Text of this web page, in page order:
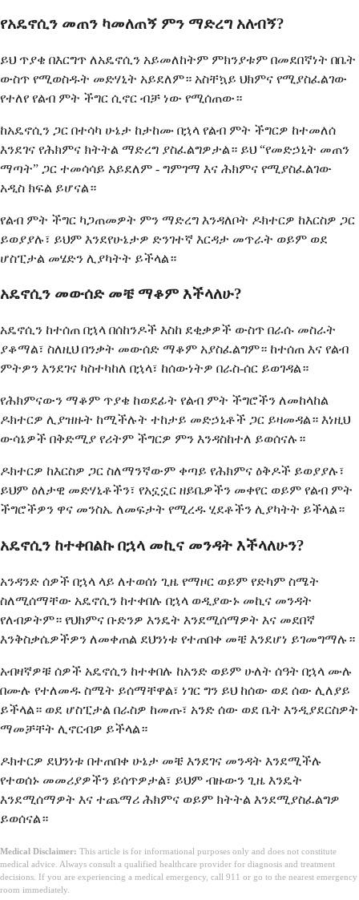
የአዴኖሲን መጠን ካመለጠኝ ምን ማድረግ አለብኝ?
ይህ ጥያቄ በእርግጥ ለአዴኖሲን አይመለከትም ምክንያቱም በመደበኛነት በቤት
ውስጥ የሚወስዱት መድሃኒት አይደለም። አስቸኳይ ህክምና የሚያስፈልገው
የተለየ የልብ ምት ችግር ሲኖር ብቻ ነው የሚሰጠው።
ከአዴኖሲን ጋር በተሳካ ሁኔታ ከታከሙ በኋላ የልብ ምት ችግርዎ ከተመለሰ
እንደገና የሕክምና ክትትል ማድረግ ያስፈልግዎታል። ይህ “የመድኃኒት መጠን
ማጣት” ጋር ተመሳሳይ አይደለም - ግምገማ እና ሕክምና የሚያስፈልገው
አዲስ ክፍል ይሆናል።
የልብ ምት ችግር ካጋጠመዎት ምን ማድረግ እንዳለቦት ዶክተርዎ ከእርስዎ ጋር
ይወያያሉ፣ ይህም እንደየሁኔታዎ ድንገተኛ እርዳታ መጥራት ወይም ወደ
ሆስፒታል መሄድን ሊያካትት ይችላል።
አዴኖሲን መውሰድ መቼ ማቆም እችላለሁ?
አዴኖሲን ከተሰጠ በኋላ በሰከንዶች እስከ ደቂቃዎች ውስጥ በራሱ መስራት
ያቆማል፣ ስለዚህ በንቃት መውሰድ ማቆም አያስፈልግም። ከተሰጠ እና የልብ
ምትዎን እንደገና ካስተካከለ በኋላ፣ ከሰውነትዎ በራስ-ሰር ይወገዳል።
የሕክምናውን ማቆም ጥያቄ ከወደፊት የልብ ምት ችግሮችን ለመከላከል
ዶክተርዎ ሊያዝዙት ከሚችሉት ተከታይ መድኃኒቶች ጋር ይዛመዳል። እነዚህ
ውሳኔዎች በቅድሚያ የሪትም ችግርዎ ምን እንዳስከተለ ይወሰናሉ።
ዶክተርዎ ከእርስዎ ጋር ስለማንኛውም ቀጣይ የሕክምና ዕቅዶች ይወያያሉ፣
ይህም ዕለታዊ መድሃኒቶችን፣ የአኗኗር ዘይቤዎችን መቀየር ወይም የልብ ምት
ችግሮችዎን ዋና መንስኤ ለመፍታት የሚረዱ ሂደቶችን ሊያካትት ይችላል።
አዴኖሲን ከተቀበልኩ በኋላ መኪና መንዳት እችላለሁን?
አንዳንድ ሰዎች በኋላ ላይ ለተወሰነ ጊዜ የማዞር ወይም የድካም ስሜት
ስለሚሰማቸው አዴኖሲን ከተቀበሉ በኋላ ወዲያውኑ መኪና መንዳት
የለብዎትም። የህክምና ቡድንዎ እንዴት እንደሚሰማዎት እና መደበኛ
እንቅስቃሴዎችዎን ለመቀጠል ደህንነቱ የተጠበቀ መቼ እንደሆነ ይገመግማሉ።
አብዛኛዎቹ ሰዎች አዴኖሲን ከተቀበሉ ከአንድ ወይም ሁለት ሰዓት በኋላ ሙሉ
በሙሉ የተለመዱ ስሜት ይሰማቸዋል፣ ነገር ግን ይህ ከሰው ወደ ሰው ሊለያይ
ይችላል። ወደ ሆስፒታል በራስዎ ከመጡ፣ አንድ ሰው ወደ ቤት እንዲያደርስዎት
ማመቻቸት ሊኖርብዎ ይችላል።
ዶክተርዎ ደህንነቱ በተጠበቀ ሁኔታ መቼ እንደገና መንዳት እንደሚችሉ
የተወሰኑ መመሪያዎችን ይሰጥዎታል፣ ይህም ብዙውን ጊዜ እንዴት
እንደሚሰማዎት እና ተጨማሪ ሕክምና ወይም ክትትል እንደሚያስፈልግዎ
ይወሰናል።
Medical Disclaimer: This article is for informational purposes only and does not constitute
medical advice. Always consult a qualified healthcare provider for diagnosis and treatment
decisions. If you are experiencing a medical emergency, call 911 or go to the nearest emergency
room immediately.